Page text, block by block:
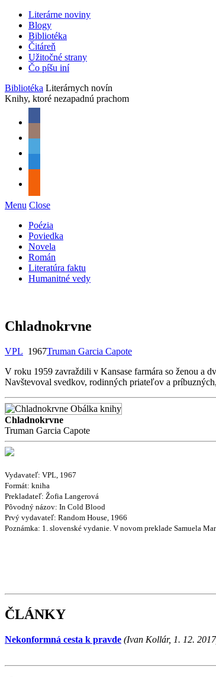
Literárne noviny
Blogy
Bibliotéka
Čitáreň
Užitočné strany
Čo píšu iní
Bibliotéka Literárnych novín
Knihy, ktoré nezapadnú prachom
Menu Close
Poézia
Poviedka
Novela
Román
Literatúra faktu
Humanitné vedy
Chladnokrvne
VPL 1967Truman Garcia Capote
V roku 1959 zavraždili v Kansase farmára so ženou a
Navštevoval svedkov, rodinných priateľov a
Chladnokrvne
Truman Garcia Capote
Vydavateľ: VPL, 1967
Formát: kniha
Prekladateľ: Žofia Langerová
Pôvodný názov: In Cold Blood
Prvý vydavateľ: Random House, 1966
Poznámka: 1. slovenské vydanie. V novom preklade Samuela
ČLÁNKY
Nekonformná cesta k pravde (Ivan Kollár, 1. 12.